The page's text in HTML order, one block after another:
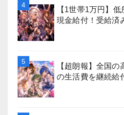
【1世帯1万円】
現金給付！受給済
【超朗報】全国
の生活費を継続給